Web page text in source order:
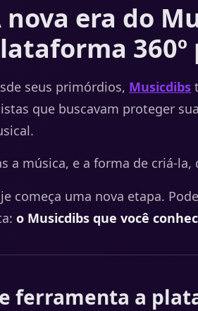
nova era do
seus primórdios, Musicdibs
que buscavam proteger
a música, e a forma de criá-
começa uma nova etapa.
o Musicdibs que você
ferramenta a